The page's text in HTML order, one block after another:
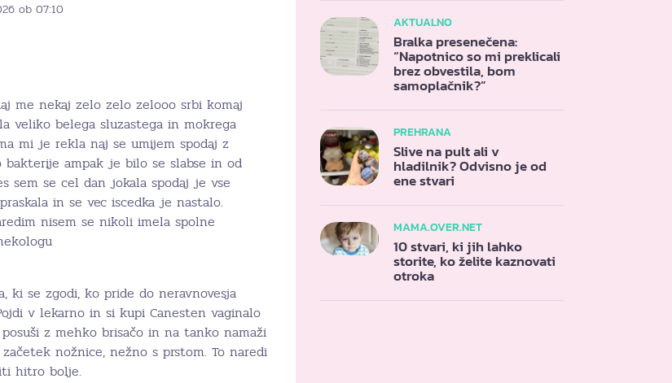
ob 07:10
me nekaj zelo zelo zelooo srbi komaj
veliko belega sluzastega in mokrega
mi je rekla naj se umijem spodaj z
ampak je bilo se slabse in od
sem se cel dan jokala spodaj je vse
in se vec iscedka je nastalo.
nisem se nikoli imela spolne
ki se zgodi, ko pride do neravnovesja
v lekarno in si kupi Canesten vaginalo
z mehko brisačo in na tanko namaži
nožnice, nežno s prstom. To naredi
hitro bolje.
AKTUALNO
Bralka presenečena:
“Napotnico so mi preklicali
brez obvestila, bom
samoplačnik?”
PREHRANA
Slive na pult ali v
hladilnik? Odvisno je od
ene stvari
MAMA.OVER.NET
10 stvari, ki jih lahko
storite, ko želite kaznovati
otroka